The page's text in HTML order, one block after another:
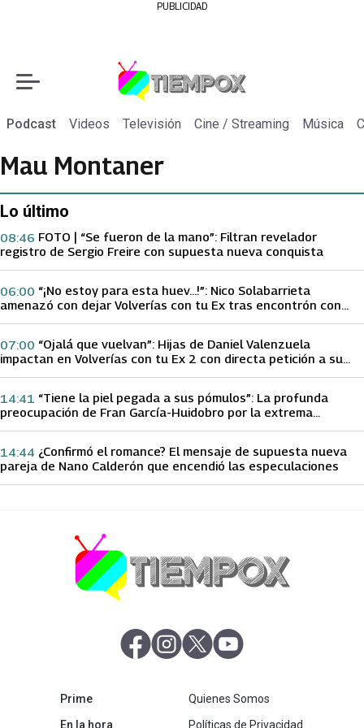
PUBLICIDAD
Podcast Videos Televisión Cine / Streaming Música
Mau Montaner
Lo último
FOTO | “Se fueron de la mano”: Filtran revelador
registro de Sergio Freire con supuesta nueva conquista
08:46
“¡No estoy para esta huev…!”: Nico Solabarrieta
amenazó con dejar Volverías con tu Ex tras encontrón con
06:00
“Ojalá que vuelvan”: Hijas de Daniel Valenzuela
impactan en Volverías con tu Ex 2 con directa petición a su
07:00
“Tiene la piel pegada a sus pómulos”: La profunda
preocupación de Fran García-Huidobro por la extrema
14:41
¿Confirmó el romance? El mensaje de supuesta nueva
pareja de Nano Calderón que encendió las especulaciones
14:44
abre en nueva pestaña
abre en nueva pestaña
abre en nueva pestaña
Primeabre en nueva pestaña
En la horaabre en nueva pestaña
Quienes Somos
Políticas de Privacidad